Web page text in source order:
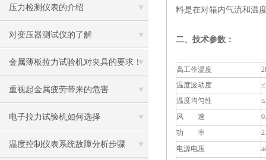
压力检测仪表的介绍
对变压器测试仪的了解
金属薄板拉力试验机对夹具的要求！
重视起金属疲劳带来的危害
电子拉力试验机如何选择
温度控制仪表系统故障分析步骤
料是在对箱内气流和温
二、技术参数：
高工作温度
温度波动度
温度均匀性
风 速
功 率
电源电压